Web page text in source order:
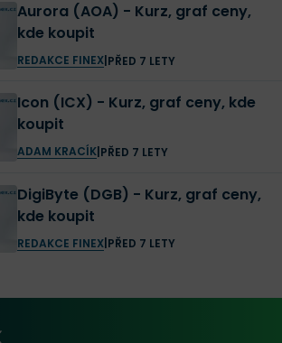
Aurora (AOA) - Kurz, graf ceny,
kde koupit
REDAKCE FINEX| PŘED 7 LETY
Icon (ICX) - Kurz, graf ceny, kde
koupit
ADAM KRACÍK| PŘED 7 LETY
DigiByte (DGB) - Kurz, graf ceny,
kde koupit
REDAKCE FINEX| PŘED 7 LETY